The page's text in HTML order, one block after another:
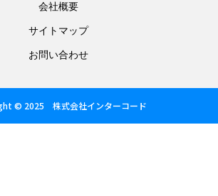
会社概要
サイトマップ
お問い合わせ
© 2025 株式会社インターコード